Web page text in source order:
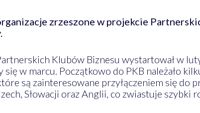
zrzeszone w projekcie
Klubów Biznesu wystartował w
się w marcu. Początkowo do PKB należało
są zainteresowane przyłączeniem się do
Słowacji oraz Anglii, co zwiastuje szybki